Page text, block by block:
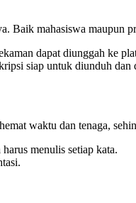
Baik mahasiswa maupun
dapat diunggah ke
siap untuk diunduh dan
waktu dan tenaga,
menulis setiap kata.